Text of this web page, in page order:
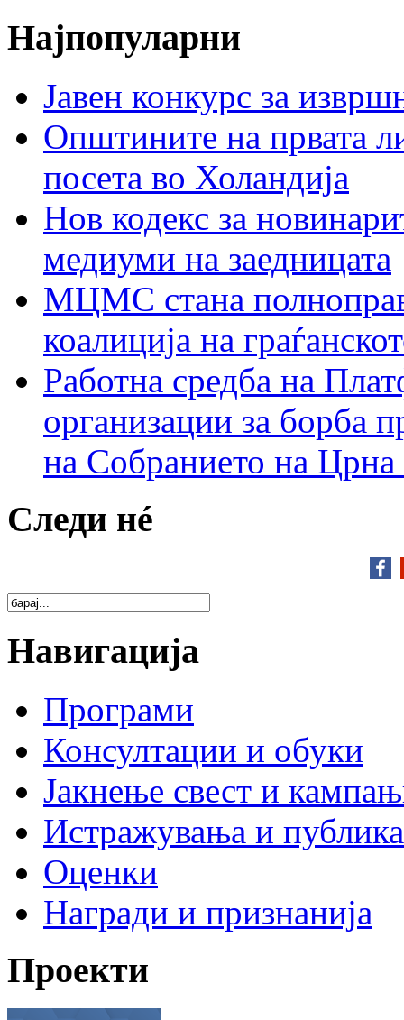
Најпопуларни
Јавен конкурс за
Општините на првата
посета во Холандија
Нов кодекс за
медиуми на заедницата
МЦМС стана
коалиција на
Работна средба на
организации за борба
на Собранието на Црна
Следи нé
Навигација
Програми
Консултации и обуки
Јакнење свест и
Истражувања и
Оценки
Награди и признанија
Проекти